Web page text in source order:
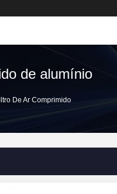
de alumínio
De Ar Comprimido